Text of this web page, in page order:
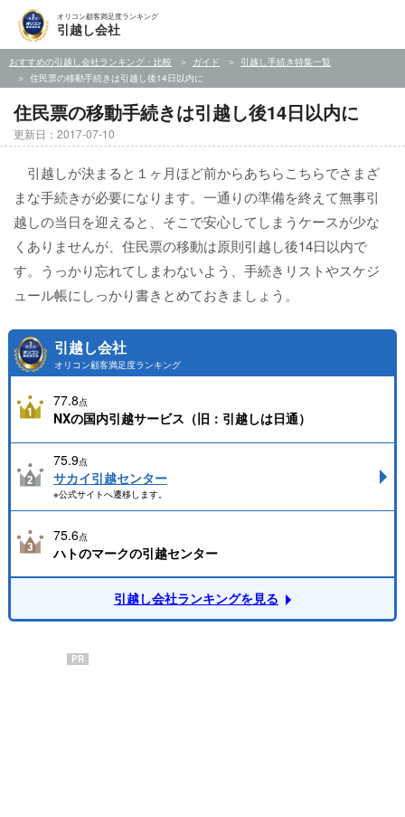
オリコン顧客満足度ランキング
引越し会社
おすすめの引越し会社ランキング・比較 ガイド
引越し手続き特集一覧
住民票の移動手続きは引越し後14日以内に
住民票の移動手続きは引越し後14日以内に
更新日：2017-07-10
引越しが決まると１ヶ月ほど前からあちらこちらでさまざ
まな手続きが必要になります。一通りの準備を終えて無事引
越しの当日を迎えると、そこで安心してしまうケースが少な
くありませんが、住民票の移動は原則引越し後14日以内で
す。うっかり忘れてしまわないよう、手続きリストやスケジ
ュール帳にしっかり書きとめておきましょう。
引越し会社
オリコン顧客満足度ランキング
77.8点
NXの国内引越サービス（旧：引越しは日通）
75.9点
サカイ引越センター
※公式サイトへ遷移します。
75.6点
ハトのマークの引越センター
引越し会社ランキングを見る
PR